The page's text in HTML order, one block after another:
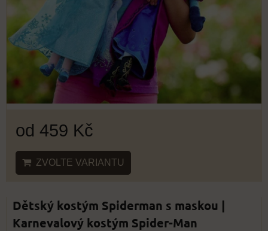
od 459 Kč
ZVOLTE VARIANTU
Dětský kostým Spiderman s maskou |
Karnevalový kostým Spider-Man